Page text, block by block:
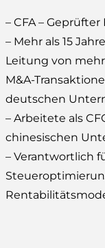
– CFA –
– Mehr als 15
Leitung von
M&A-
deutschen
– Arbeitete als
chinesischen
– Verantwortlich